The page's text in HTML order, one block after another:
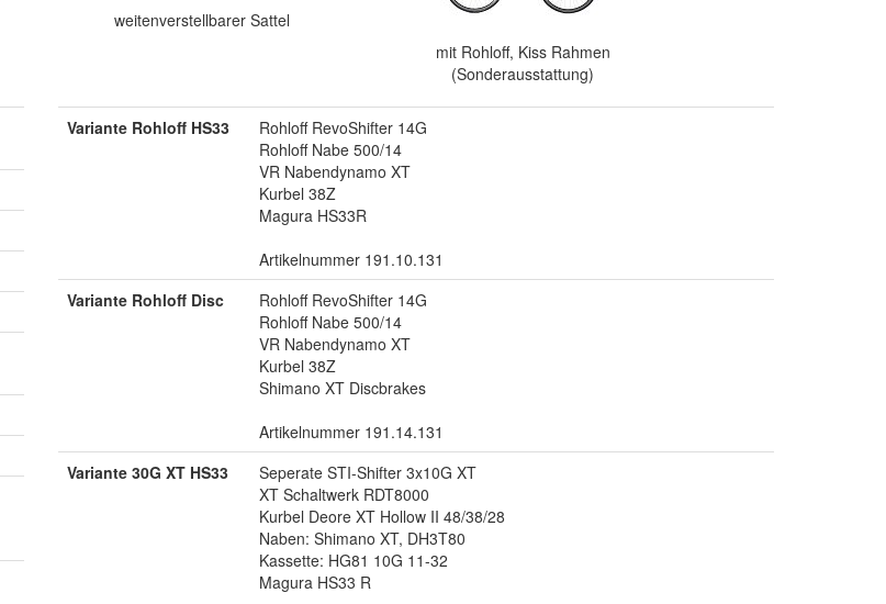
weitenverstellbarer Sattel
mit Rohloff, Kiss Rahmen
(Sonderausstattung)
Variante Rohloff HS33
Rohloff RevoShifter 14G
Rohloff Nabe 500/14
VR Nabendynamo XT
Kurbel 38Z
Magura HS33R
Artikelnummer 191.10.131
Variante Rohloff Disc
Rohloff RevoShifter 14G
Rohloff Nabe 500/14
VR Nabendynamo XT
Kurbel 38Z
Shimano XT Discbrakes
Artikelnummer 191.14.131
Variante 30G XT HS33
Seperate STI-Shifter 3x10G XT
XT Schaltwerk RDT8000
Kurbel Deore XT Hollow II 48/38/28
Naben: Shimano XT, DH3T80
Kassette: HG81 10G 11-32
Magura HS33 R